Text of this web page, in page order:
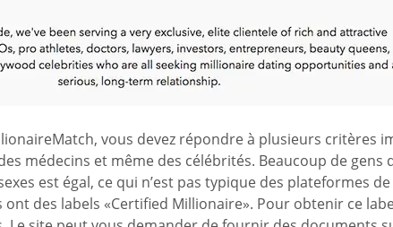
vous devez répondre à plusieurs critères
médecins et même des célébrités. Beaucoup de
est égal, ce qui n’est pas typique des plateformes
des labels «Certified Millionaire». Pour obtenir ce